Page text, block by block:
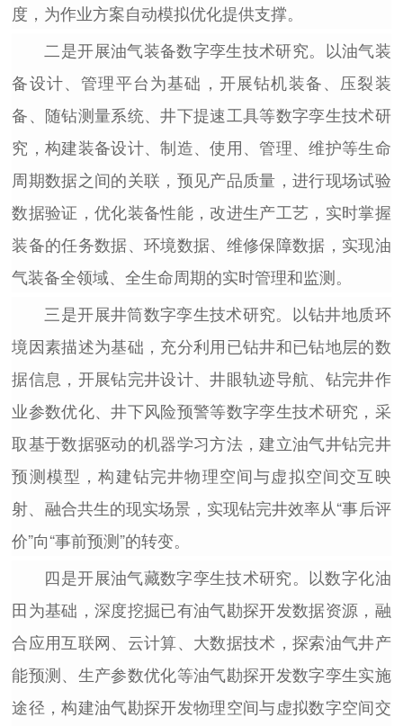
度，为作业方案自动模拟优化提供支撑。
二是开展油气装备数字孪生技术研究。 以油气装
备设计、管理平台为基础，开展钻机装备、压裂装
备、随钻测量系统、井下提速工具等数字孪生技术研
究，构建装备设计、制造、使用、管理、维护等生命
周期数据之间的关联，预见产品质量，进行现场试验
数据验证，优化装备性能，改进生产工艺，实时掌握
装备的任务数据、环境数据、维修保障数据，实现油
气装备全领域、全生命周期的实时管理和监测。
三是开展井筒数字孪生技术研究。 以钻井地质环
境因素描述为基础，充分利用已钻井和已钻地层的数
据信息，开展钻完井设计、井眼轨迹导航、钻完井作
业参数优化、井下风险预警等数字孪生技术研究，采
取基于数据驱动的机器学习方法，建立油气井钻完井
预测模型，构建钻完井物理空间与虚拟空间交互映
射、融合共生的现实场景，实现钻完井效率从“事后评
价”向“事前预测”的转变。
四是开展油气藏数字孪生技术研究。 以数字化油
田为基础，深度挖掘已有油气勘探开发数据资源，融
合应用互联网、云计算、大数据技术，探索油气井产
能预测、生产参数优化等油气勘探开发数字孪生实施
途径，构建油气勘探开发物理空间与虚拟数字空间交